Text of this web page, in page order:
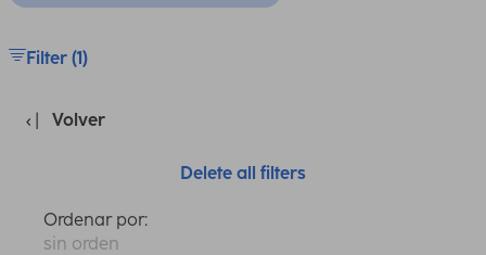
Filter (1)
Volver
Delete all filters
Ordenar por:
sin orden